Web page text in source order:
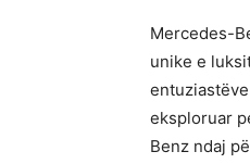
Mercedes-
unike e
eksploruar
Benz ndaj